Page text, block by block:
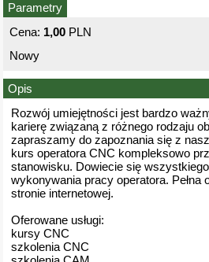
Parametry
Cena: 1,00 PLN
Nowy
Opis
Rozwój umiejętności jest bardzo
karierę związaną z różnego rodzaju
zapraszamy do zapoznania się z
kurs operatora CNC kompleksowo
stanowisku. Dowiecie się
wykonywania pracy operatora. Pełna
stronie internetowej.
Oferowane usługi:
kursy CNC
szkolenia CNC